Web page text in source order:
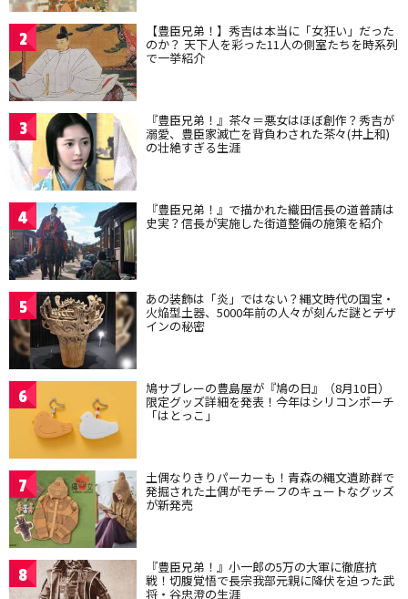
2 【豊臣兄弟！】秀吉は本当に「女狂い」だった
のか？ 天下人を彩った11人の側室たちを時系列
で一挙紹介
3 『豊臣兄弟！』茶々＝悪女はほぼ創作？秀吉が
溺愛、豊臣家滅亡を背負わされた茶々(井上和)
の壮絶すぎる生涯
4 『豊臣兄弟！』で描かれた織田信長の道普請は
史実？信長が実施した街道整備の施策を紹介
5 あの装飾は「炎」ではない？縄文時代の国宝・
火焔型土器、5000年前の人々が刻んだ謎とデザ
インの秘密
6 鳩サブレーの豊島屋が『鳩の日』（8月10日）
限定グッズ詳細を発表！今年はシリコンポーチ
「はとっこ」
7 土偶なりきりパーカーも！青森の縄文遺跡群で
発掘された土偶がモチーフのキュートなグッズ
が新発売
8 『豊臣兄弟！』小一郎の5万の大軍に徹底抗
戦！切腹覚悟で長宗我部元親に降伏を迫った武
将・谷忠澄の生涯